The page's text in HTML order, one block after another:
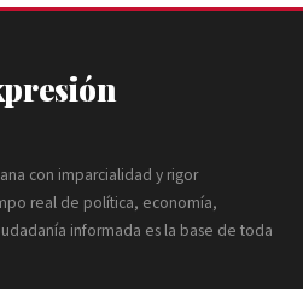
con imparcialidad y rigor
real de política, economía,
informada es la base de toda